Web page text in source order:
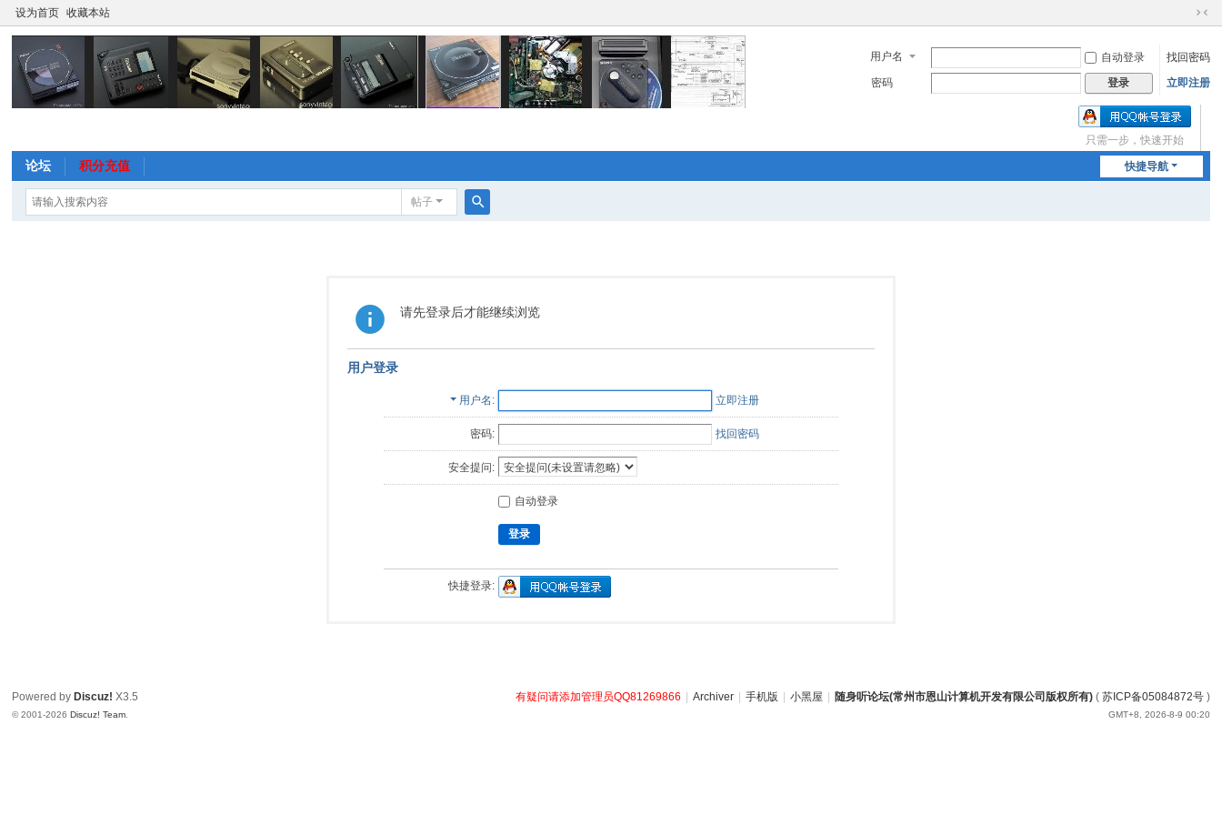
设为首页 收藏本站
切
到
窄
用户名 自动登录
找回密码
密码
登录 立即注册
只需一步，快速开始
快捷导航
论坛 积分充值
帖子
请先登录后才能继续浏览
用户登录
用户名 立即注册
密码: 找回密码
安全提问:
自动登录
登录
快捷登录:
有疑问请添加管理员QQ81269866 | Archiver | 手机版 | 小黑屋 | 随身听论坛(常州市恩山计算机开发有限公司版权所有)( 苏ICP备05084872号)
GMT+8, 2026-8-9 00:20
Powered byDiscuz! X3.5
© 2001-2026Discuz! Team